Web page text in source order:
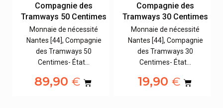
Compagnie des
Tramways 50 Centimes
Monnaie de nécessité
Nantes [44], Compagnie
des Tramways 50
Centimes- État…
89,90€
Compagnie des
Tramways 30 Centimes
Monnaie de nécessité
Nantes [44], Compagnie
des Tramways 30
Centimes- État…
19,90 €